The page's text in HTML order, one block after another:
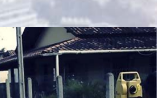
e Projetos é uma